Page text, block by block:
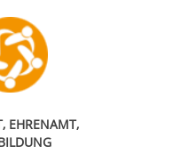
EHRENAMT,